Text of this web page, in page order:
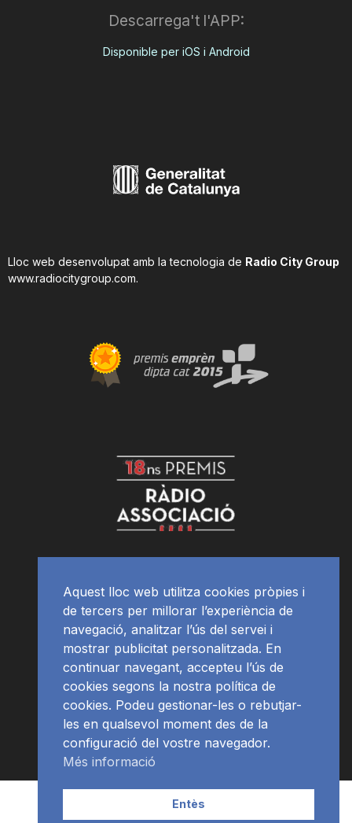
Descarrega't l'APP:
Disponible per iOS i Android
Lloc web desenvolupat amb la tecnologia de Radio City Group
www.radiocitygroup.com.
APP Programació
Aquest lloc web utilitza cookies pròpies i
de tercers per millorar l’experiència de
navegació, analitzar l’ús del servei i
mostrar publicitat personalitzada. En
continuar navegant, accepteu l’ús de
cookies segons la nostra política de
cookies. Podeu gestionar-les o rebutjar-
les en qualsevol moment des de la
configuració del vostre navegador.
Més informació
Entès